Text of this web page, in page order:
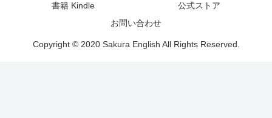
書籍 Kindle
公式ストア
お問い合わせ
Copyright © 2020 Sakura English All Rights Reserved.